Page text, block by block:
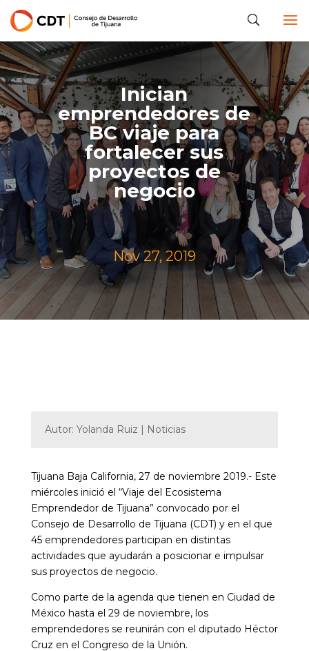
Inician
emprendedores de
BC viaje para
fortalecer sus
proyectos de
negocio
Nov 27, 2019
Autor: Yolanda Ruiz | Noticias
Tijuana Baja California, 27 de noviembre 2019.- Este
miércoles inició el “Viaje del Ecosistema
Emprendedor de Tijuana” convocado por el
Consejo de Desarrollo de Tijuana (CDT) y en el que
45 emprendedores participan en distintas
actividades que ayudarán a posicionar e impulsar
sus proyectos de negocio.
Como parte de la agenda que tienen en Ciudad de
México hasta el 29 de noviembre, los
emprendedores se reunirán con el diputado Héctor
Cruz en el Congreso de la Unión.